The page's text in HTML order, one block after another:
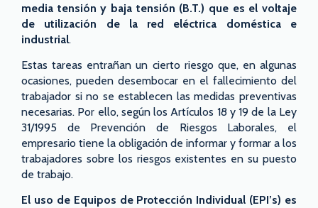
media tensión y baja tensión (B.T.) que es el voltaje
de utilización de la red eléctrica doméstica e
industrial.
Estas tareas entrañan un cierto riesgo que, en algunas
ocasiones, pueden desembocar en el fallecimiento del
trabajador si no se establecen las medidas preventivas
necesarias. Por ello, según los Artículos 18 y 19 de la Ley
31/1995 de Prevención de Riesgos Laborales, el
empresario tiene la obligación de informar y formar a los
trabajadores sobre los riesgos existentes en su puesto
de trabajo.
El uso de Equipos de Protección Individual (EPI’s) es